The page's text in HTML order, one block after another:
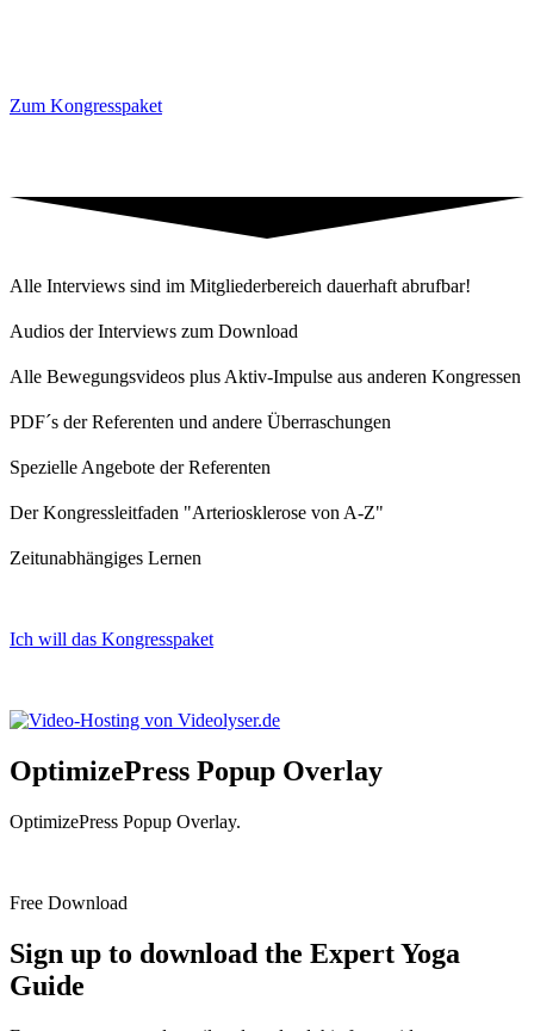
Zum Kongresspaket
Alle Interviews sind im Mitgliederbereich dauerhaft abrufbar!
Audios der Interviews zum Download
Alle Bewegungsvideos plus Aktiv-Impulse aus anderen Kongressen
PDF´s der Referenten und andere Überraschungen
Spezielle Angebote der Referenten
Der Kongressleitfaden "Arteriosklerose von A-Z"
Zeitunabhängiges Lernen
Ich will das Kongresspaket
OptimizePress Popup Overlay
OptimizePress Popup Overlay.
Free Download
Sign up to download the Expert Yoga
Guide